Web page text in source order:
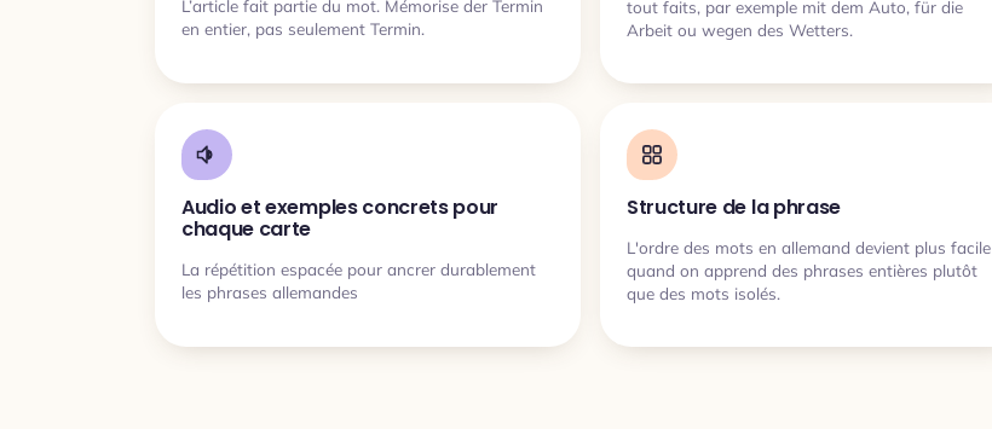
L’article fait partie du mot. Mémorise der Termin
en entier, pas seulement Termin.
tout faits, par exemple mit dem Auto, für die
Arbeit ou wegen des Wetters.
Audio et exemples concrets pour
chaque carte
La répétition espacée pour ancrer durablement
les phrases allemandes
Structure de la phrase
L'ordre des mots en allemand devient plus facile
quand on apprend des phrases entières plutôt
que des mots isolés.